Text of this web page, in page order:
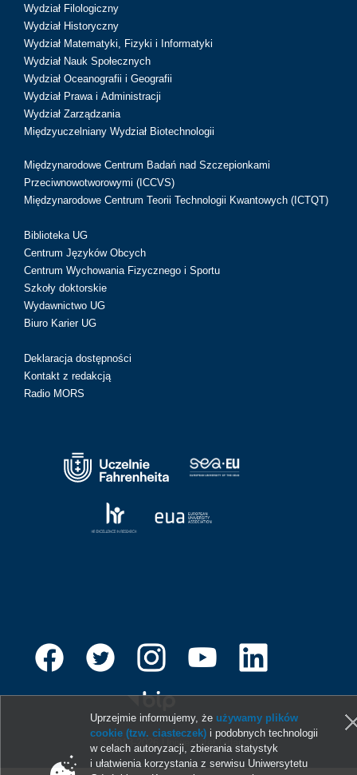
Wydział Filologiczny
Wydział Historyczny
Wydział Matematyki, Fizyki i Informatyki
Wydział Nauk Społecznych
Wydział Oceanografii i Geografii
Wydział Prawa i Administracji
Wydział Zarządzania
Międzyuczelniany Wydział Biotechnologii
Międzynarodowe Centrum Badań nad Szczepionkami
Przeciwnowotworowymi (ICCVS)
Międzynarodowe Centrum Teorii Technologii Kwantowych (ICTQT)
Biblioteka UG
Centrum Języków Obcych
Centrum Wychowania Fizycznego i Sportu
Szkoły doktorskie
Wydawnictwo UG
Biuro Karier UG
Deklaracja dostępności
Kontakt z redakcją
Radio MORS
© 2013-2026 Uniwersytet Gdański
Uprzejmie informujemy, że używamy plików
cookie (tzw. ciasteczek) i podobnych technologii
w celach autoryzacji, zbierania statystyk
i ułatwienia korzystania z serwisu Uniwersytetu